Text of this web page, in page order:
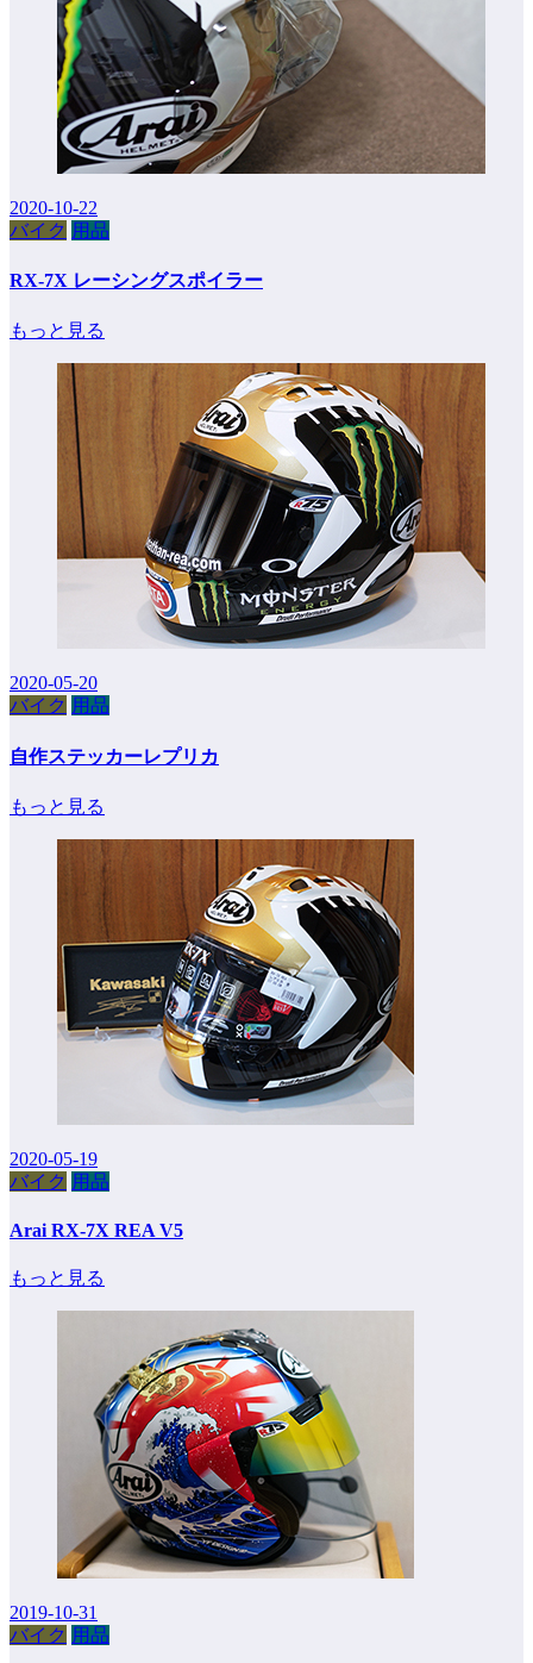
2020-10-22
バイク 用品
RX-7X レーシングスポイラー
もっと見る
2020-05-20
バイク 用品
自作ステッカーレプリカ
もっと見る
2020-05-19
バイク 用品
Arai RX-7X REA V5
もっと見る
2019-10-31
バイク 用品